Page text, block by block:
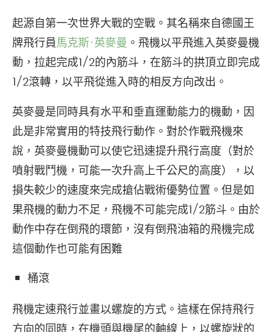
起源自第一次世界大戰的空戰。其名稱來自德國王
牌飛行員馬克斯·英麥曼 。飛機以平飛進入英麥曼機
動，拉起完成1/2的內筋斗，在筋斗的拱頂立即完成
1/2滾轉，以平飛從進入時的相反方向改出。
英麥曼是同時具有水平和垂直運動能力的機動，因
此是非常實用的特技飛行動作。對於作戰飛機來
說，英麥曼機動可以使它迅速提升飛行高度（對於
噴射戰鬥機，可能一次升高上千公尺的高度），以
損失較少的速度來完成搶佔戰術優勢位置。但是如
果飛機的動力不足，飛機不可能完成1/2筋斗。由於
動作中存在倒飛的環節，沒有倒飛油箱的飛機完成
這個動作也可能有困難
桶滾
飛機定速飛行並畫以螺旋的方式。這樣在保持飛行